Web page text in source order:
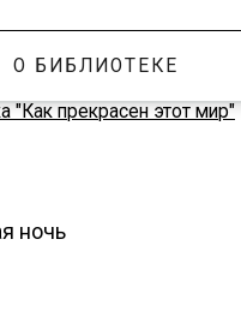
О БИБЛИОТЕКЕ
"Как прекрасен этот мир"
ночь